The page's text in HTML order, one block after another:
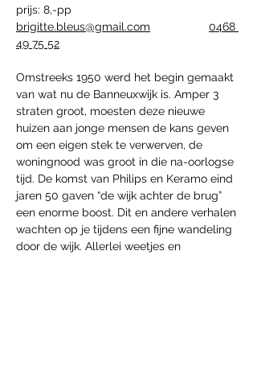
prijs: 8,-pp
brigitte.bleus@gmail.com
0468
49 75 52
Omstreeks 1950 werd het begin gemaakt
van wat nu de Banneuxwijk is. Amper 3
straten groot, moesten deze nieuwe
huizen aan jonge mensen de kans geven
om een eigen stek te verwerven, de
woningnood was groot in die na-oorlogse
tijd. De komst van Philips en Keramo eind
jaren 50 gaven “de wijk achter de brug”
een enorme boost. Dit en andere verhalen
wachten op je tijdens een fijne wandeling
door de wijk. Allerlei weetjes en